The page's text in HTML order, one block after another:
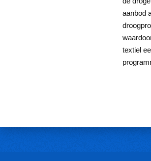
aanbod
textiel